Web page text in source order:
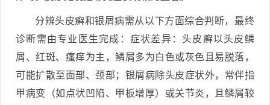
分辨头皮癣和银屑病需从以下方面综合判断，最终
诊断需由专业医生完成：症状差异：头皮癣以头皮鳞
屑、红斑、瘙痒为主，鳞屑多为白色或灰色且易脱落，
可能扩散至面部、颈部；银屑病除头皮症状外，常伴指
甲病变（如点状凹陷、甲板增厚）或关节炎，且鳞屑较